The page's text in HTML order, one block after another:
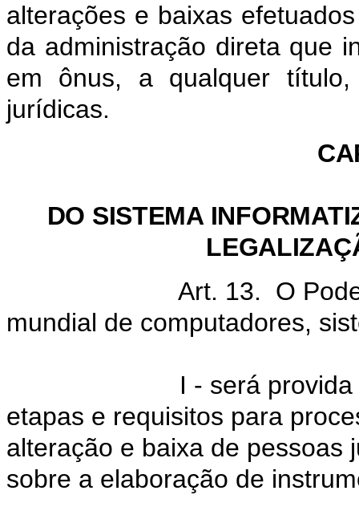
alterações e baixas
da administração direta que
em ônus, a qualquer
jurídicas.
DO SISTEMA
Art. 13. O Poder
mundial de computadores,
I - será
etapas e requisitos para
alteração e baixa de pessoas
sobre a elaboração de